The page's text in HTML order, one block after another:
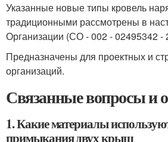
Указанные новые типы кровель
традиционными рассмотрены в
Организации (СО - 002 - 02495342 -
Предназначены для проектных и
организаций.
Связанные вопросы и
1. Какие материалы
примыкания двух крыш